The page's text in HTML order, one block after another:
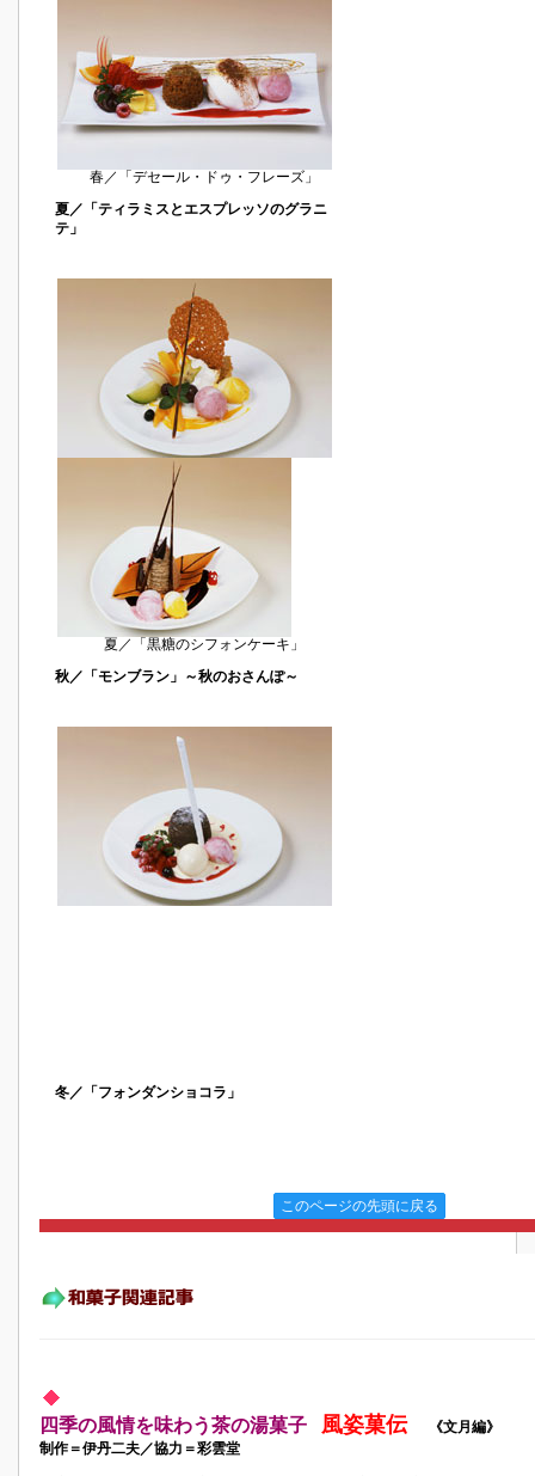
春／「デセール・ドゥ・フレーズ」
夏／「ティラミスとエスプレッソのグラニ
テ」
夏／「黒糖のシフォンケーキ」
秋／「モンブラン」～秋のおさんぽ～
冬／「フォンダンショコラ」
このページの先頭に戻る
四季の風情を味わう茶の湯菓子 風姿菓伝
《文月編》
制作＝伊丹二夫／協力＝彩雲堂